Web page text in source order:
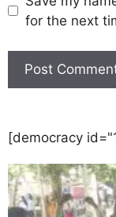
for the next
[democracy